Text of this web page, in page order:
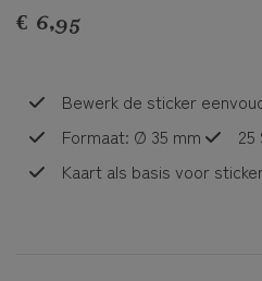
€ 6,95
Bewerk de sticker
Formaat: Ø 35 mm
Kaart als basis voor